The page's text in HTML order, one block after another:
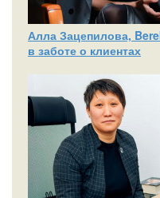
Алла Зацепилова,
в заботе о клиентах